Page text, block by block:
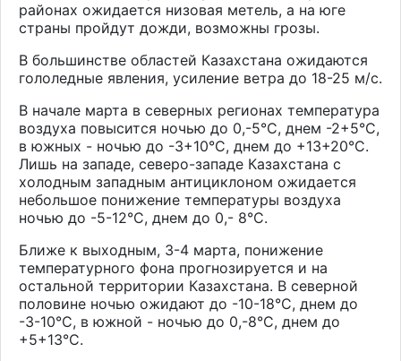
районах ожидается низовая метель, а на юге
страны пройдут дожди, возможны грозы.
В большинстве областей Казахстана ожидаются
гололедные явления, усиление ветра до 18-25 м/с.
В начале марта в северных регионах температура
воздуха повысится ночью до 0,-5°С, днем -2+5°С,
в южных - ночью до -3+10°С, днем до +13+20°С.
Лишь на западе, северо-западе Казахстана с
холодным западным антициклоном ожидается
небольшое понижение температуры воздуха
ночью до -5-12°С, днем до 0,- 8°С.
Ближе к выходным, 3-4 марта, понижение
температурного фона прогнозируется и на
остальной территории Казахстана. В северной
половине ночью ожидают до -10-18°С, днем до
-3-10°С, в южной - ночью до 0,-8°С, днем до
+5+13°С.